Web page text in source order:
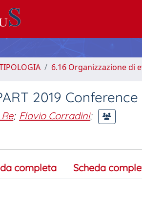
6.16 Organizzazione di
2019
; Flavio Corradini;
completa Scheda